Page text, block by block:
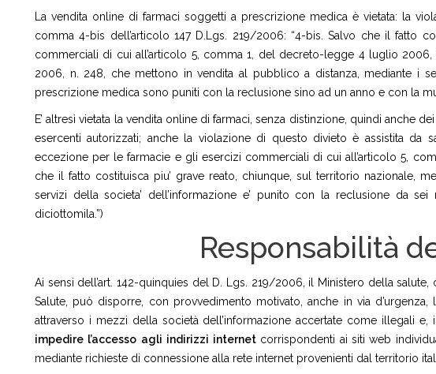
La vendita online di farmaci soggetti a prescrizione medica è vietata: la
comma 4-bis dell’articolo 147 D.Lgs. 219/2006: “4-bis. Salvo che il fatto
commerciali di cui all’articolo 5, comma 1, del decreto-legge 4 luglio
2006, n. 248, che mettono in vendita al pubblico a distanza, mediante i
prescrizione medica sono puniti con la reclusione sino ad un anno e con la
E’ altresì vietata la vendita online di farmaci, senza distinzione, quindi anche
esercenti autorizzati; anche la violazione di questo divieto è assistita da
eccezione per le farmacie e gli esercizi commerciali di cui all’articolo 5,
che il fatto costituisca piu’ grave reato, chiunque, sul territorio nazionale,
servizi della societa’ dell’informazione e’ punito con la reclusione da
diciottomila.”)
Responsabilità
Ai sensi dell’art. 142-quinquies del D. Lgs. 219/2006, il Ministero della
Salute, può disporre, con provvedimento motivato, anche in via
attraverso i mezzi della società dell’informazione accertate come illegali
impedire l’accesso agli indirizzi internet corrispondenti ai siti web
mediante richieste di connessione alla rete internet provenienti dal territorio